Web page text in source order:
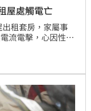
屋處觸電亡
租套房，家屬事
流電擊，心因性休
成接地線，導致男